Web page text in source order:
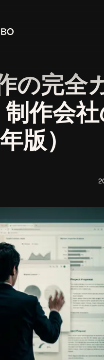
の完全
作会
版）